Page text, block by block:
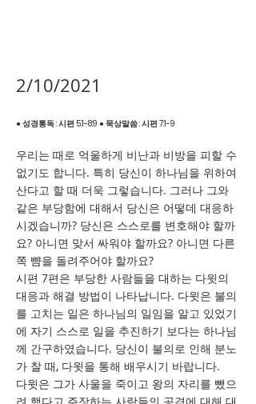
2/10/2021
● 성경통독 : 시편 5:1-8:9 ● 묵상말씀 : 시편 7:1-9
우리는 때로 억울하게 비난과 비방을 피할 수
없기도 합니다. 특히 당신이 하나님을 위하여
산다고 할 때 더욱 그렇습니다. 그러나 그와
같은 부당함에 대해서 당신은 어떻데 대응하
시겠습니까? 당신은 스스로를 변호해야 할까
요? 아니면 맞서 싸워야 할까요? 아니면 다른
쪽 뺨을 돌려주어야 할까요?
시편 7편은 부당한 사람들을 대하는 다윗의
대응과 해결 방법이 나타납니다. 다윗은 불의
를 고치는 일은 하나님의 일임을 알고 있었기
에 자기 스스로 일을 추진하기 보다는 하나님
께 간구하였습니다. 당신이 불의로 인해 분노
가 찰 때, 다윗을 통해 배우시기 바랍니다.
다윗은 그가 사울을 죽이고 왕의 자리를 뺐으